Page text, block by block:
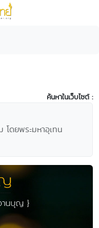
ค้นหาในเว็บไซต์ :
ดยพระมหาอุเทน